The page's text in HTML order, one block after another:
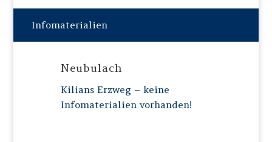
Infomaterialien
Neubulach
Kilians Erzweg – keine
Infomaterialien vorhanden!